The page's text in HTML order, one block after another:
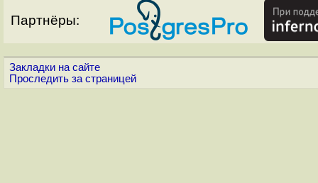
Партнёры:
Закладки на сайте
Проследить за страницей